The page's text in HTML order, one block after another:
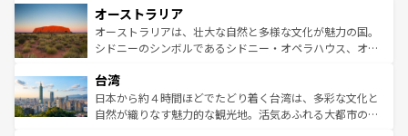
部のニューオーリンズでは、音楽と美食が融合した独特の
文化が魅力。旅行者はアメリカの各地域で異なる魅力を楽
しみながら、その多様性と豊かな歴史を感じることができ
ならではの贅沢な旅のスタイルだ。 なお、新着のアメリカ
情報はコンテンツ一覧を参照してほしい。
ワイ島は見逃せない。また、定番の観光地といえばオアフ
島だが、静かな自然を求めるならマウイ島やカウアイ島が
おすすめ。エメラルドグリーンに輝く海をはじめ、豊かな
れるおもてなしの心で訪れる人々を迎えてくれるハワイの
人々、おいしいローカルフードやハワイアンミュージッ
ク、伝統的なフラダンスなど、すべてがハワイの魅力を彩
オーストラリア
オーストラリアは、壮大な自然と多様な文化が魅力の国。
シドニーのシンボルであるシドニー・オペラハウス、オー
リアリーフや大陸中央部にそびえるウルル（エアーズロッ
ク）、タスマニアの美しい原生林やケアンズの熱帯雨林な
ど、見どころがたくさん。また、カフェやワイン、オージ
台湾
日本から約４時間ほどでたどり着く台湾は、多彩な文化と
自然が織りなす魅力的な観光地。活気あふれる大都市の台